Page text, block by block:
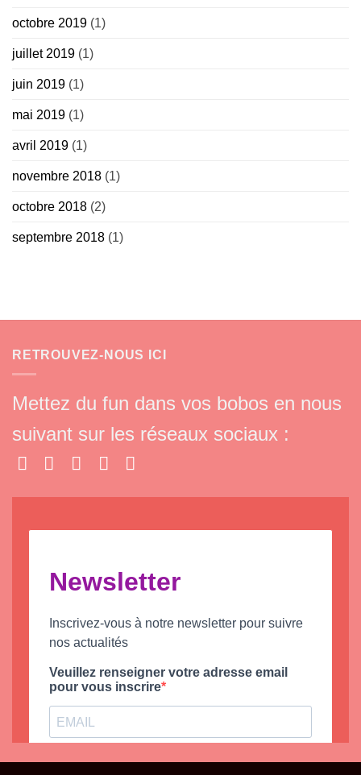
octobre 2019 (1)
juillet 2019 (1)
juin 2019 (1)
mai 2019 (1)
avril 2019 (1)
novembre 2018 (1)
octobre 2018 (2)
septembre 2018 (1)
RETROUVEZ-NOUS ICI
Mettez du fun dans vos bobos en nous
suivant sur les réseaux sociaux :